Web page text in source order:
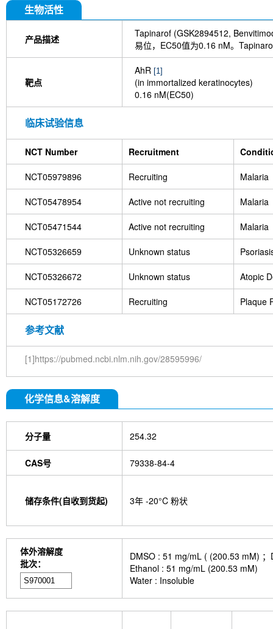
生物活性
产品描述
Tapinarof (GSK2894512,
易位，EC50值为0.16 nM。
靶点
AhR [1]
(in immortalized keratinocytes)
0.16 nM(EC50)
临床试验信息
NCT Number Recruitment
NCT05979896 Recruiting Malaria
NCT05478954 Active not recruiting Malaria
NCT05471544 Active not recruiting Malaria
NCT05326659 Unknown status
NCT05326672 Unknown status Atopic
NCT05172726 Recruiting Plaque
参考文献
[1]https://pubmed.ncbi.nlm.nih.gov/28595996/
化学信息&溶解度
分子量 254.32
CAS号 79338-84-4
储存条件(自收到货起) 3年 -20°C 粉状
体外溶解度
批次：
DMSO : 51 mg/mL ( (200.53 mM)
Ethanol : 51 mg/mL (200.53 mM)
Water : Insoluble